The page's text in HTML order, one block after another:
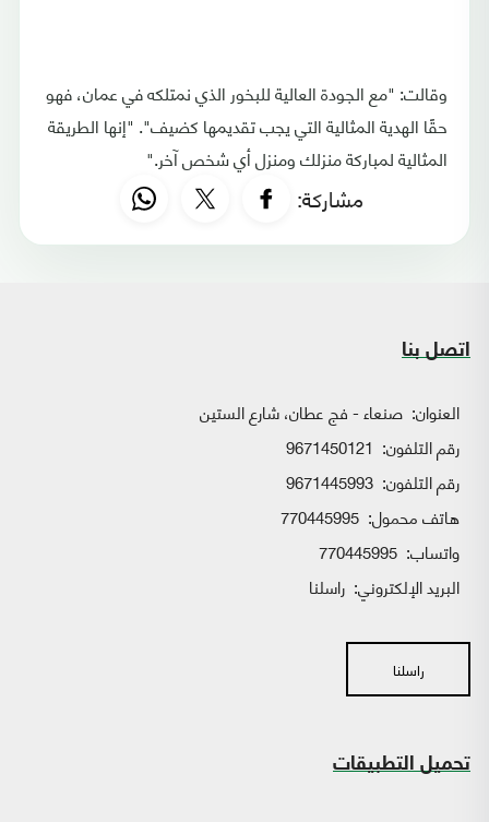
وقالت: "مع الجودة العالية للبخور الذي نمتلكه في عمان، فهو
حقًا الهدية المثالية التي يجب تقديمها كضيف". "إنها الطريقة
المثالية لمباركة منزلك ومنزل أي شخص آخر."
مشاركة:
اتصل بنا
العنوان: صنعاء - فج عطان، شارع الستين
رقم التلفون: 9671450121
رقم التلفون: 9671445993
هاتف محمول: 770445995
واتساب:
البريد الإلكتروني: راسلنا
راسلنا
تحميل التطبيقات